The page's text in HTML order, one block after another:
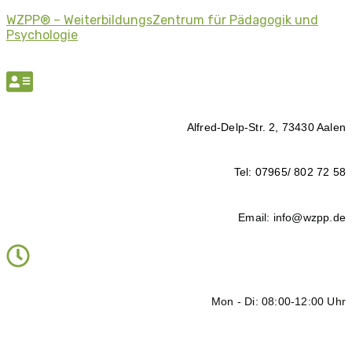
WZPP® – WeiterbildungsZentrum für Pädagogik und
Psychologie
Alfred-Delp-Str. 2, 73430 Aalen
Tel: 07965/ 802 72 58
Email: info@wzpp.de
Mon - Di: 08:00-12:00 Uhr